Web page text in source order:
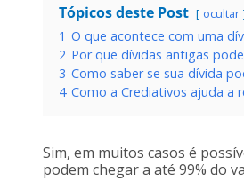
Tópicos deste Post ocultar
1 O que acontece com uma
2 Por que dívidas antigas
3 Como saber se sua dívida
4 Como a Crediativos ajuda a
Sim, em muitos casos é
podem chegar a até 99% do